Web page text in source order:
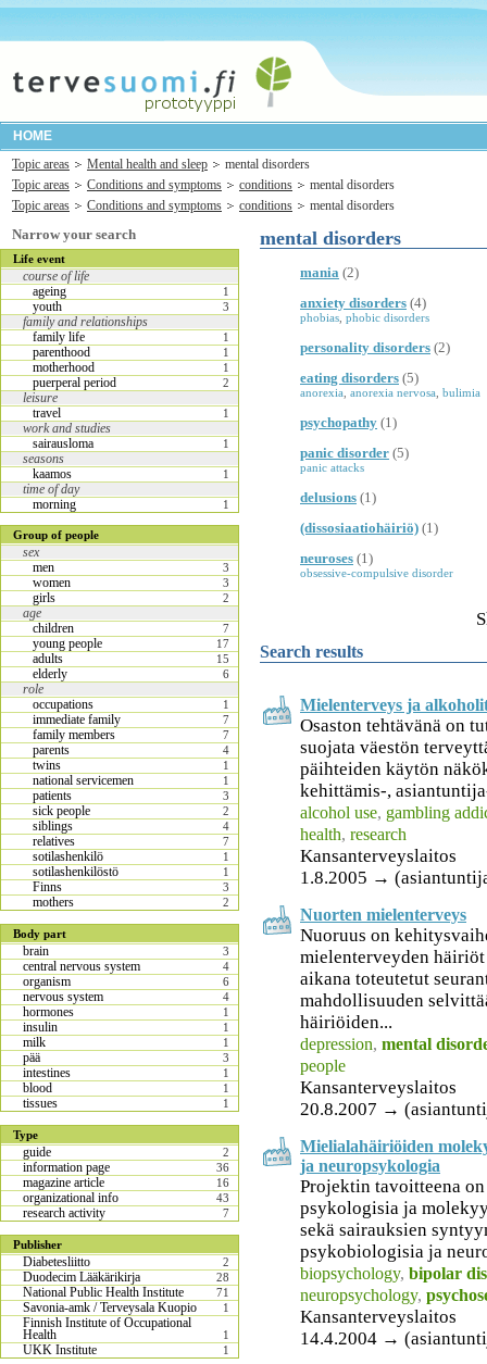
HOME
Topic areas
Mental health and sleep
mental disorders
Topic areas
Conditions and symptoms conditions
mental disorders
Topic areas
Conditions and symptoms conditions mental disorders
Narrow your search
Life event
course of life
ageing
1
youth 3
family and relationships
family life
1
parenthood 1
motherhood 1
puerperal period 2
leisure
travel
1
work and studies
sairausloma
1
seasons
kaamos
1
time of day
morning
1
Group of people
sex
men
3
women 3
girls 2
age
children
7
young people 17
adults 15
elderly 6
role
occupations
1
immediate family 7
family members 7
parents 4
twins 1
national servicemen 1
patients 3
sick people 2
siblings 4
relatives 7
sotilashenkilö 1
sotilashenkilöstö 1
Finns 3
mothers 2
Body part
brain 3
central nervous system 4
organism 6
nervous system 4
hormones 1
insulin 1
milk 1
pää 3
intestines 1
blood 1
tissues 1
Type
guide 2
information page 36
magazine article 16
organizational info 43
research activity 7
Publisher
Diabetesliitto 2
Duodecim Lääkärikirja 28
National Public Health Institute 71
Savonia-amk / Terveysala Kuopio 1
Finnish Institute of Occupational
Health 1
UKK Institute 1
mental disorders
mania (2)
anxiety disorders (4)
phobias phobic disorders
personality disorders (2)
eating disorders (5)
anorexia anorexia nervosa bulimia
psychopathy (1)
panic disorder (5)
panic attacks
delusions (1)
(dissosiaatiohäiriö) (1)
neuroses (1)
obsessive-compulsive disorder
Search results
Mielenterveys ja
Osaston tehtävänä on
suojata väestön
päihteiden käytön
kehittämis-,
alcohol use, gambling
health, research
Kansanterveyslaitos
1.8.2005 →
Nuorten mielenterveys
Nuoruus on
mielenterveyden
aikana toteutetut
mahdollisuuden
häiriöiden...
depression, mental
people
Kansanterveyslaitos
20.8.2007 →
Mielialahäiriöiden
ja neuropsykologia
Projektin tavoitteena
psykologisia ja
sekä sairauksien
psykobiologisia ja
biopsychology, bipolar
neuropsychology,
Kansanterveyslaitos
14.4.2004 →